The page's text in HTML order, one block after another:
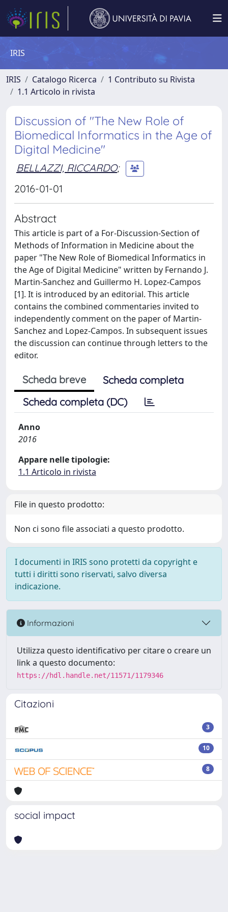
IRIS
IRIS Catalogo Ricerca
1 Contributo su Rivista
1.1 Articolo in rivista
Discussion of "The New Role of
Biomedical Informatics in the Age of
Digital Medicine"
BELLAZZI, RICCARDO;
2016-01-01
Abstract
This article is part of a For-Discussion-Section of
Methods of Information in Medicine about the
paper "The New Role of Biomedical Informatics in
the Age of Digital Medicine" written by Fernando J.
Martin-Sanchez and Guillermo H. Lopez-Campos
[1]. It is introduced by an editorial. This article
contains the combined commentaries invited to
independently comment on the paper of Martin-
Sanchez and Lopez-Campos. In subsequent issues
the discussion can continue through letters to the
editor.
Scheda breve
Scheda completa
Scheda completa (DC)
Anno
2016
Appare nelle tipologie:
1.1 Articolo in rivista
File in questo prodotto:
Non ci sono file associati a questo prodotto.
I documenti in IRIS sono protetti da copyright e
tutti i diritti sono riservati, salvo diversa
indicazione.
Informazioni
Utilizza questo identificativo per citare o creare un
link a questo documento:
https://hdl.handle.net/11571/1179346
Citazioni
3
10
8
social impact